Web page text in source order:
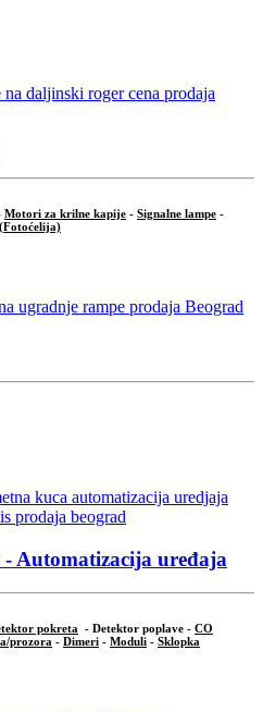
Motori za krilne kapije - Signalne lampe -
- Automatizacija uređaja
pokreta - Detektor poplave - CO
prozora - Dimeri - Moduli - Sklopka